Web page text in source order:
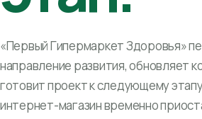
«Первый Гипермаркет Здоровья»
направление развития, обновляет
готовит проект к следующему
интернет-магазин временно